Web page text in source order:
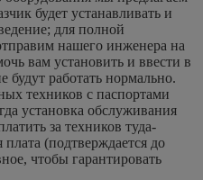
будет устанавливать и
для полной
нашего инженера на
вам установить и ввести в
работать нормально.
техников с паспортами
установка обслуживания
за техников туда-
плата (подтверждается до
чтобы гарантировать